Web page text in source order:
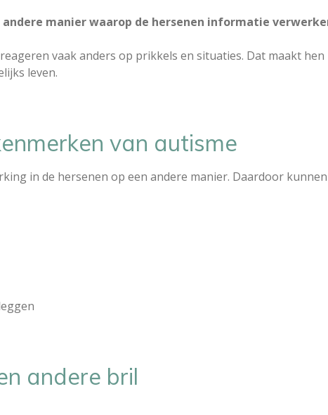
andere manier waarop de hersenen informatie
vaak anders op prikkels en situaties. Dat maakt
leven.
van autisme
in de hersenen op een andere manier. Daardoor
andere bril